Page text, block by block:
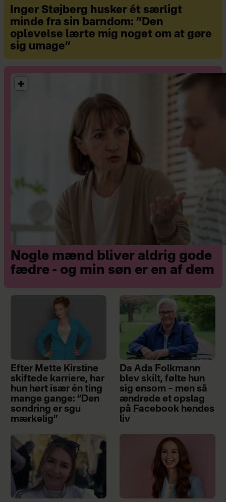
og en britisk Bafta for "Soning"
(2007).
• Var indtil 2010 kæreste med sin
medspiller fra "Stolthed og fordom",
Rupert Friend.
• Spillede teaterstykket "The
Misanthrope" med Elisabeth Moss fra
"Mad Men" i 2011.
• Har titelrollen i en ny filmatisering
af "Anna Karenina" i 2012.
• Dater den 27-årige keyboardspiller
James Righton fra indierock-bandet
Inger Støjberg husker ét særligt
minde fra sin barndom: ”Den
oplevelse lærte mig noget om at gøre
sig umage”
Nogle mænd bliver aldrig gode
fædre - og min søn er en af dem
Efter Mette Kirstine
skiftede karriere, har
hun hørt især én ting
mange gange: ”Den
sondring er sgu
mærkelig”
Da Ada Folkmann
blev skilt, følte hun
sig ensom – men så
ændrede et opslag
på Facebook hendes
liv